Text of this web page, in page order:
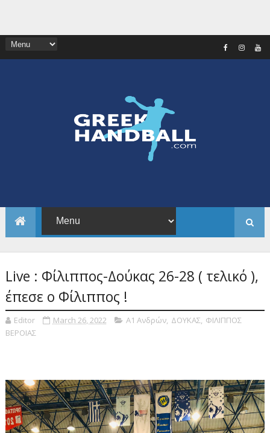
Live : Φίλιππος-Δούκας 26-28 ( τελικό ),
έπεσε ο Φίλιππος !
Editor March 26, 2022 Α1 Ανδρών, ΔΟΥΚΑΣ, ΦΙΛΙΠΠΟΣ
ΒΕΡΟΙΑΣ